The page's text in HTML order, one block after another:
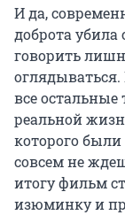
И да,
доброта убила
говорить
все остальные
реальной
которого были
совсем не
итогу фильм
изюминку и